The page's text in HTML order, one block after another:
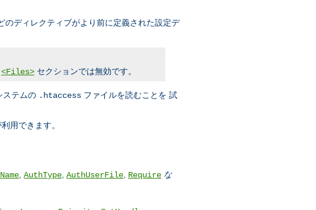
ディレクティブがより前に定義された設定デ
<Files> セクションでは無効です。
ステムの .htaccess ファイルを読むことを 試
用できます。
AuthType AuthUserFile Require な